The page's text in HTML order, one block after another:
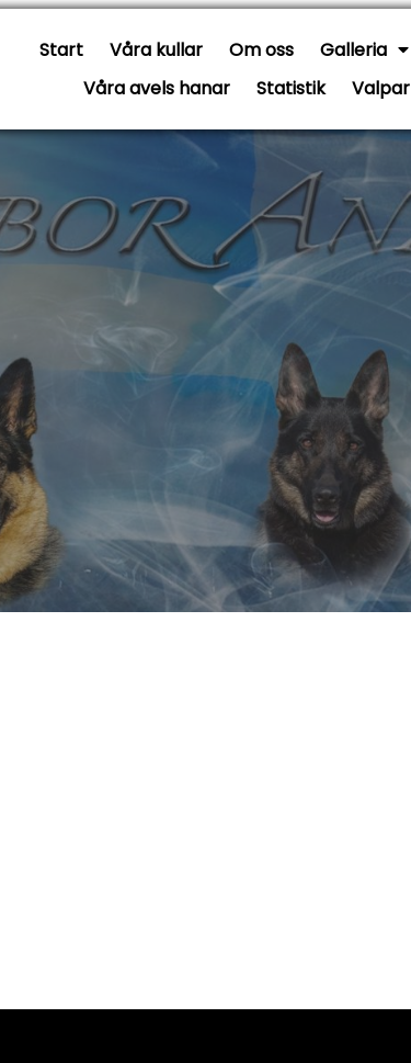
Start Våra kullar Om oss Galleria
Våra avels hanar
Statistik Valpar